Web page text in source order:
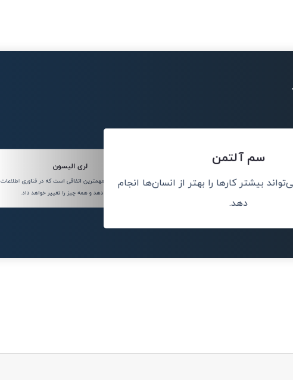
سم آلتمن
بیشتر کارها را بهتر از انسان‌ها انجام
دهد.
لری الیسون
هوش مصنوعی مهمترین اتفاقی است که در فناوری اطلاعات
رخ می دهد و همه چیز را تغییر خواهد داد.